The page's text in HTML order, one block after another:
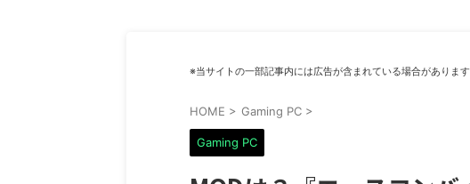
※当サイトの一部記事内には広告が含まれている場合があります
HOME > Gaming PC >
Gaming PC